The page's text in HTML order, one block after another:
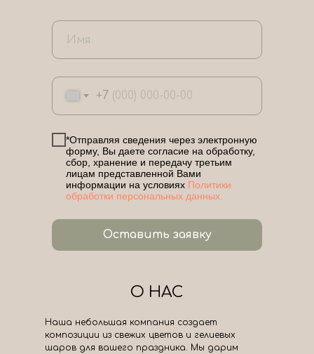
+7
*Отправляя сведения через электронную
форму, Вы даете согласие на обработку,
сбор, хранение и передачу третьим
лицам представленной Вами
информации на условиях Политики
обработки персональных данных.
Оставить заявку
О НАС
Наша небольшая компания создает
композиции из свежих цветов и гелиевых
шаров для вашего праздника. Мы дарим